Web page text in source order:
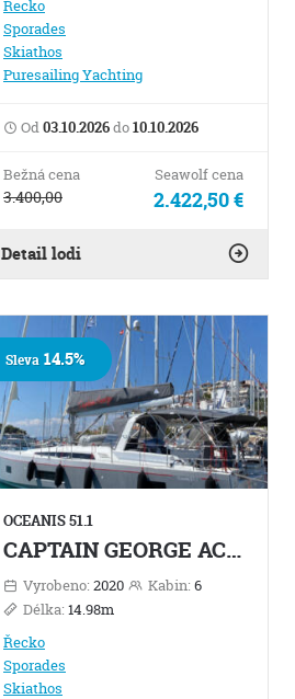
Řecko
Sporades
Skiathos
Puresailing Yachting
Od 03.10.2026do10.10.2026
Bežná cena
3.400,00
Seawolf cena
2.422,50 €
Detail lodi
OCEANIS 51.1
CAPTAIN GEORGE AC.Gen, W.Maker
Vyrobeno: 2020 Kabin: 6
Délka: 14.98m
Řecko
Sporades
Skiathos
Sleva 14.5%